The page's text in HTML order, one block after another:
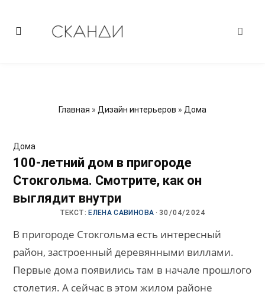
Главная » Дизайн интерьеров » Дома
Дома
100-летний дом в пригороде
Стокгольма. Смотрите, как он
выглядит внутри
ТЕКСТ: ЕЛЕНА САВИНОВА · 30/04/2024
В пригороде Стокгольма есть интересный
район, застроенный деревянными виллами.
Первые дома появились там в начале прошлого
столетия. А сейчас в этом жилом районе